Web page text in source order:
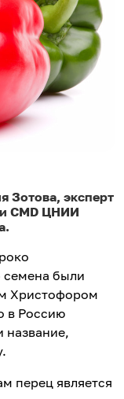
Зотова, эксперт
CMD ЦНИИ
семена были
Христофором
в Россию
название,
перец является